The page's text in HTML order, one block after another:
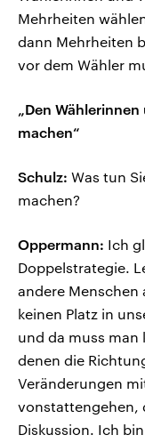
Mehrheiten
dann Mehrheiten
vor dem Wähler
„Den
machen“
Schulz: Was tun
machen?
Oppermann: Ich
Doppelstrategie.
andere
keinen Platz in
und da muss man
denen die
Veränderungen
vonstattengehen,
Diskussion. Ich